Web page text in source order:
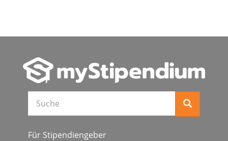
Suche
Für Stipendiengeber